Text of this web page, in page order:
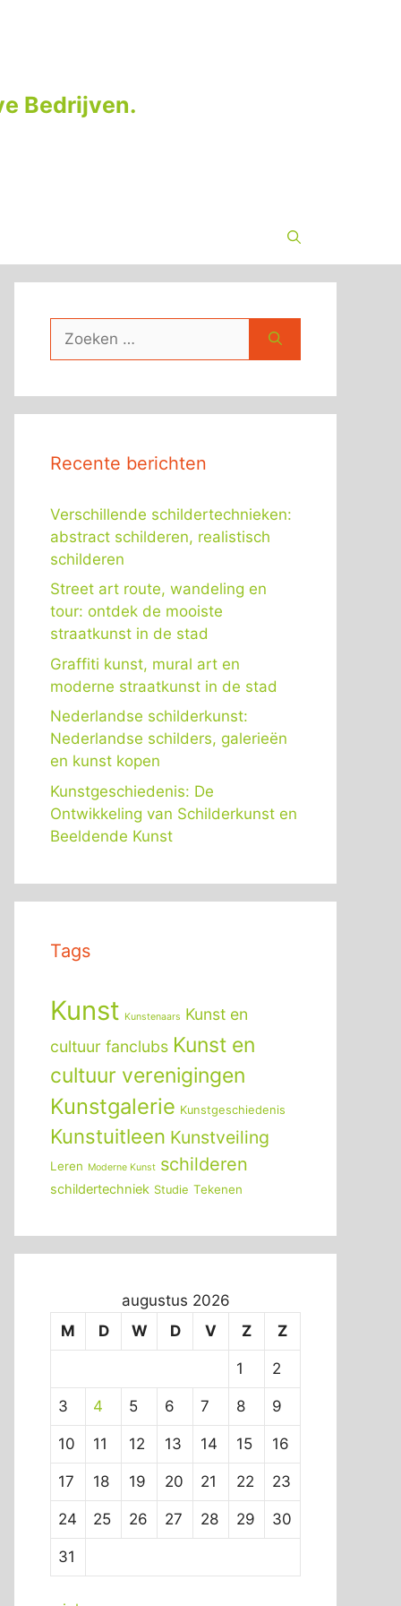
Bedrijven.
naar:
Recente berichten
Verschillende schildertechnieken:
abstract schilderen, realistisch
schilderen
Street art route, wandeling en
tour: ontdek de mooiste
straatkunst in de stad
Graffiti kunst, mural art en
moderne straatkunst in de stad
Nederlandse schilderkunst:
Nederlandse schilders, galerieën
en kunst kopen
Kunstgeschiedenis: De
Ontwikkeling van Schilderkunst en
Beeldende Kunst
Tags
Kunst Kunstenaars Kunst en
cultuur fanclubs Kunst en
cultuur verenigingen
Kunstgalerie Kunstgeschiedenis
Kunstuitleen Kunstveiling
Leren Moderne Kunst schilderen
schildertechniek Studie Tekenen
augustus 2026
M
D W D V Z Z
1 2
3 4 5 6 7 8 9
10 11 12 13 14 15 16
17 18 19 20 21 22 23
24 25 26 27 28 29 30
31